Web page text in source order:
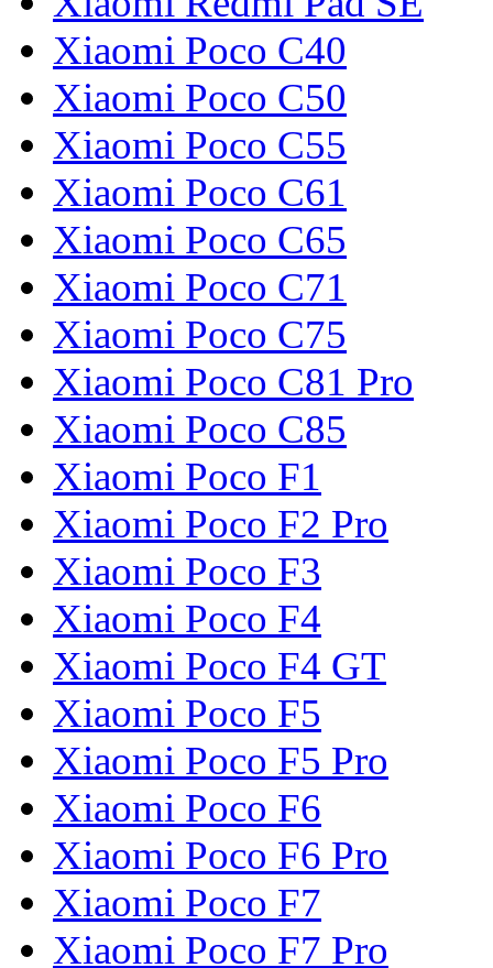
Xiaomi Poco C40
Xiaomi Poco C50
Xiaomi Poco C55
Xiaomi Poco C61
Xiaomi Poco C65
Xiaomi Poco C71
Xiaomi Poco C75
Xiaomi Poco C81 Pro
Xiaomi Poco C85
Xiaomi Poco F1
Xiaomi Poco F2 Pro
Xiaomi Poco F3
Xiaomi Poco F4
Xiaomi Poco F4 GT
Xiaomi Poco F5
Xiaomi Poco F5 Pro
Xiaomi Poco F6
Xiaomi Poco F6 Pro
Xiaomi Poco F7
Xiaomi Poco F7 Pro